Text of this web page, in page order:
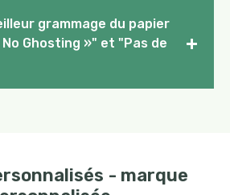
grammage du papier
Ghosting »" et "Pas de
+
- marque